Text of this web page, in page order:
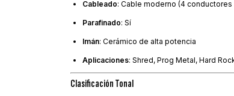
Cableado: Cable moderno (4
Parafinado: Sí
Imán: Cerámico de alta potencia
Aplicaciones: Shred, Prog Metal, Hard
Clasificación Tonal